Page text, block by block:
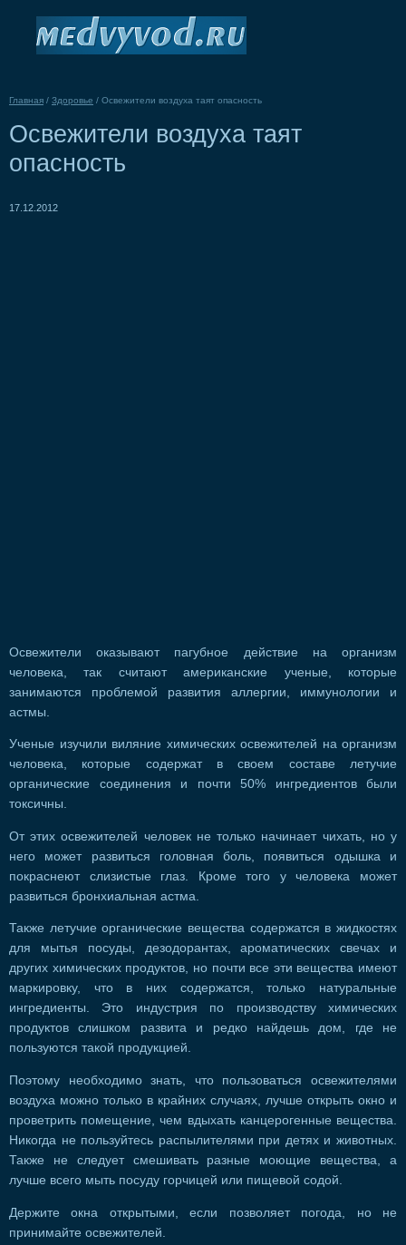
Главная / Здоровье / Освежители воздуха таят опасность
Освежители воздуха таят
опасность
17.12.2012
Освежители оказывают пагубное действие на организм
человека, так считают американские ученые, которые
занимаются проблемой развития аллергии, иммунологии и
астмы.
Ученые изучили виляние химических освежителей на организм
человека, которые содержат в своем составе летучие
органические соединения и почти 50% ингредиентов были
токсичны.
От этих освежителей человек не только начинает чихать, но у
него может развиться головная боль, появиться одышка и
покраснеют слизистые глаз. Кроме того у человека может
развиться бронхиальная астма.
Также летучие органические вещества содержатся в жидкостях
для мытья посуды, дезодорантах, ароматических свечах и
других химических продуктов, но почти все эти вещества имеют
маркировку, что в них содержатся, только натуральные
ингредиенты. Это индустрия по производству химических
продуктов слишком развита и редко найдешь дом, где не
пользуются такой продукцией.
Поэтому необходимо знать, что пользоваться освежителями
воздуха можно только в крайних случаях, лучше открыть окно и
проветрить помещение, чем вдыхать канцерогенные вещества.
Никогда не пользуйтесь распылителями при детях и животных.
Также не следует смешивать разные моющие вещества, а
лучше всего мыть посуду горчицей или пищевой содой.
Держите окна открытыми, если позволяет погода, но не
принимайте освежителей.